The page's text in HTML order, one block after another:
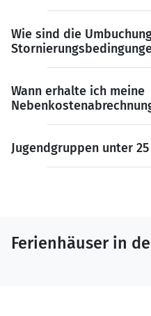
Wie sind die
Wann erhalte ich meine
Jugendgruppen unter 25
Ferienhäuser in